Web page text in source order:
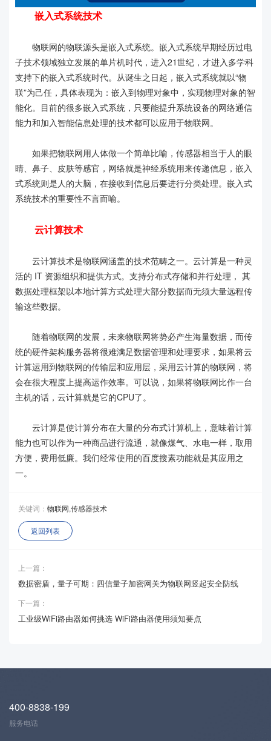
嵌入式系统技术
物联网的物联源头是嵌入式系统。嵌入式系统早期经历过电
子技术领域独立发展的单片机时代，进入21世纪，才进入多学科
支持下的嵌入式系统时代。从诞生之日起，嵌入式系统就以“物
联”为己任，具体表现为：嵌入到物理对象中，实现物理对象的智
能化。目前的很多嵌入式系统，只要能提升系统设备的网络通信
能力和加入智能信息处理的技术都可以应用于物联网。
如果把物联网用人体做一个简单比喻，传感器相当于人的眼
睛、鼻子、皮肤等感官，网络就是神经系统用来传递信息，嵌入
式系统则是人的大脑，在接收到信息后要进行分类处理。嵌入式
系统技术的重要性不言而喻。
云计算技术
云计算技术是物联网涵盖的技术范畴之一。云计算是一种灵
活的 IT 资源组织和提供方式。支持分布式存储和并行处理， 其
数据处理框架以本地计算方式处理大部分数据而无须大量远程传
输这些数据。
随着物联网的发展，未来物联网将势必产生海量数据，而传
统的硬件架构服务器将很难满足数据管理和处理要求，如果将云
计算运用到物联网的传输层和应用层，采用云计算的物联网，将
会在很大程度上提高运作效率。可以说，如果将物联网比作一台
主机的话，云计算就是它的CPU了。
云计算是使计算分布在大量的分布式计算机上，意味着计算
能力也可以作为一种商品进行流通，就像煤气、水电一样，取用
方便，费用低廉。我们经常使用的百度搜素功能就是其应用之
一。
关键词： 物联网,传感器技术
返回列表
上一篇：
数据密盾，量子可期：四信量子加密网关为物联网竖起安全防线
下一篇：
工业级WiFi路由器如何挑选 WiFi路由器使用须知要点
400-8838-199
服务电话